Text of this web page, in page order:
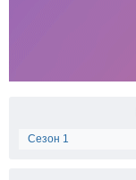
Сезон 1